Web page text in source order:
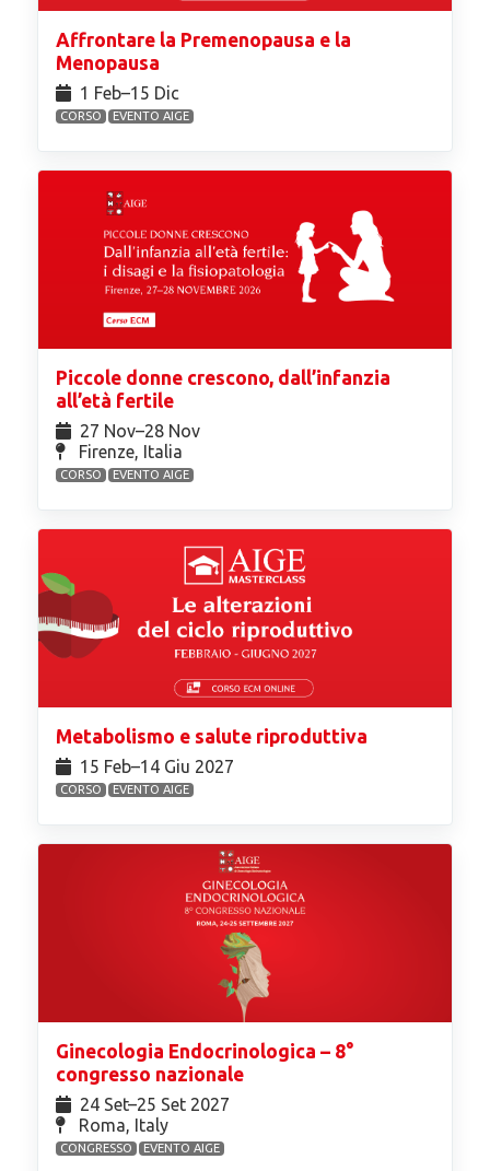
Affrontare la Premenopausa e la
Menopausa
1 Feb⁠–15 Dic
CORSO EVENTO AIGE
Piccole donne crescono, dall’infanzia
all’età fertile
27 Nov⁠–28 Nov
Firenze, Italia
CORSO EVENTO AIGE
Metabolismo e salute riproduttiva
15 Feb⁠–14 Giu 2027
CORSO EVENTO AIGE
Ginecologia Endocrinologica – 8°
congresso nazionale
24 Set⁠–25 Set 2027
Roma, Italy
CONGRESSO EVENTO AIGE